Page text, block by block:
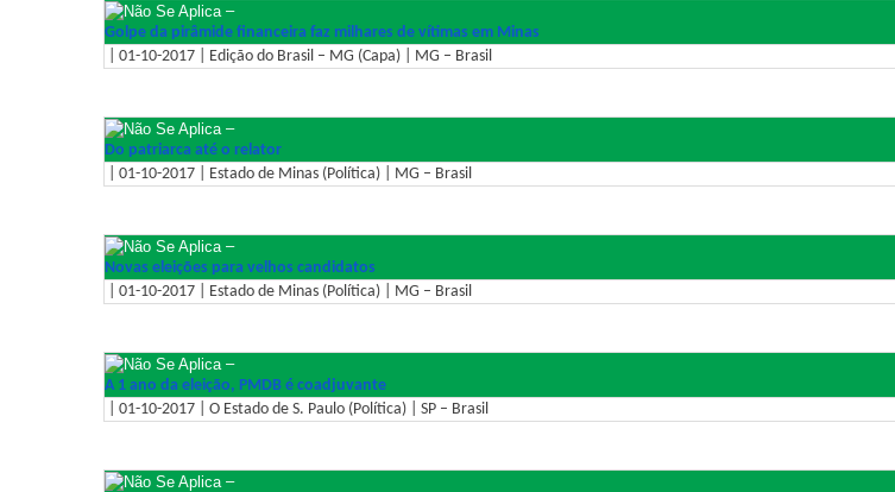
–
Golpe da pirâmide financeira faz milhares de vítimas em Minas
| 01-10-2017 | Edição do Brasil – MG (Capa) | MG – Brasil
–
Do patriarca até o relator
| 01-10-2017 | Estado de Minas (Política) | MG – Brasil
–
Novas eleições para velhos candidatos
| 01-10-2017 | Estado de Minas (Política) | MG – Brasil
–
A 1 ano da eleição, PMDB é coadjuvante
| 01-10-2017 | O Estado de S. Paulo (Política) | SP – Brasil
–